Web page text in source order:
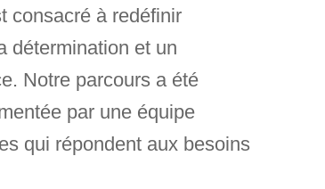
consacré à redéfinir
détermination et un
Notre parcours a été
par une équipe
qui répondent aux besoins